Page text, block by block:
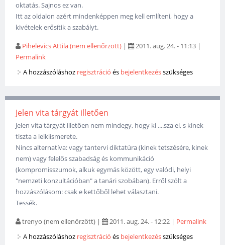
oktatás. Sajnos ez van.
Itt az oldalon azért mindenképpen meg kell említeni, hogy a
kivételek erősítik a szabályt.
Pihelevics Attila (nem ellenőrzött) | 2011. aug. 24. - 11:13 |
Permalink
A hozzászóláshoz regisztráció és bejelentkezésszükséges
Jelen vita tárgyát illetően
Jelen vita tárgyát illetően nem mindegy, hogy ki ....sza el, s kinek
tiszta a lelkiismerete.
Nincs alternatíva: vagy tantervi diktatúra (kinek tetszésére, kinek
nem) vagy felelős szabadság és kommunikáció
(kompromisszumok, alkuk egymás között, egy valódi, helyi
"nemzeti konzultációban" a tanári szobában). Erről szólt a
hozzászólásom: csak e kettőből lehet választani.
Tessék.
trenyo (nem ellenőrzött) | 2011. aug. 24. - 12:22 | Permalink
A hozzászóláshoz regisztráció és bejelentkezésszükséges